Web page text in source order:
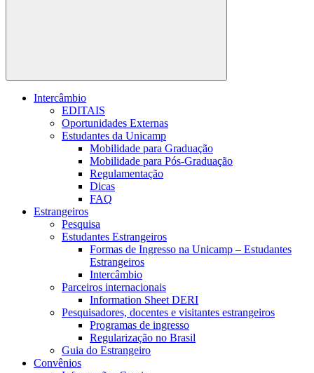
Buscar
Intercâmbio
EDITAIS
Oportunidades Externas
Estudantes da Unicamp
Mobilidade para Graduação
Mobilidade para Pós-Graduação
Regulamentação
Dicas
FAQ
Estrangeiros
Pesquisa
Estudantes Estrangeiros
Formas de Ingresso na Unicamp – Estudantes
Estrangeiros
Intercâmbio
Parceiros internacionais
Information Sheet DERI
Pesquisadores, docentes e visitantes estrangeiros
Programas de ingresso
Regularização no Brasil
Guia do Estrangeiro
Convênios